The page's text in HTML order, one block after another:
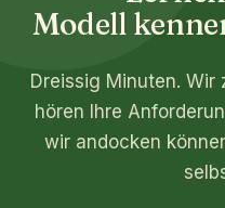
Modell
Dreissig Minuten. Wir
hören Ihre
wir andocken